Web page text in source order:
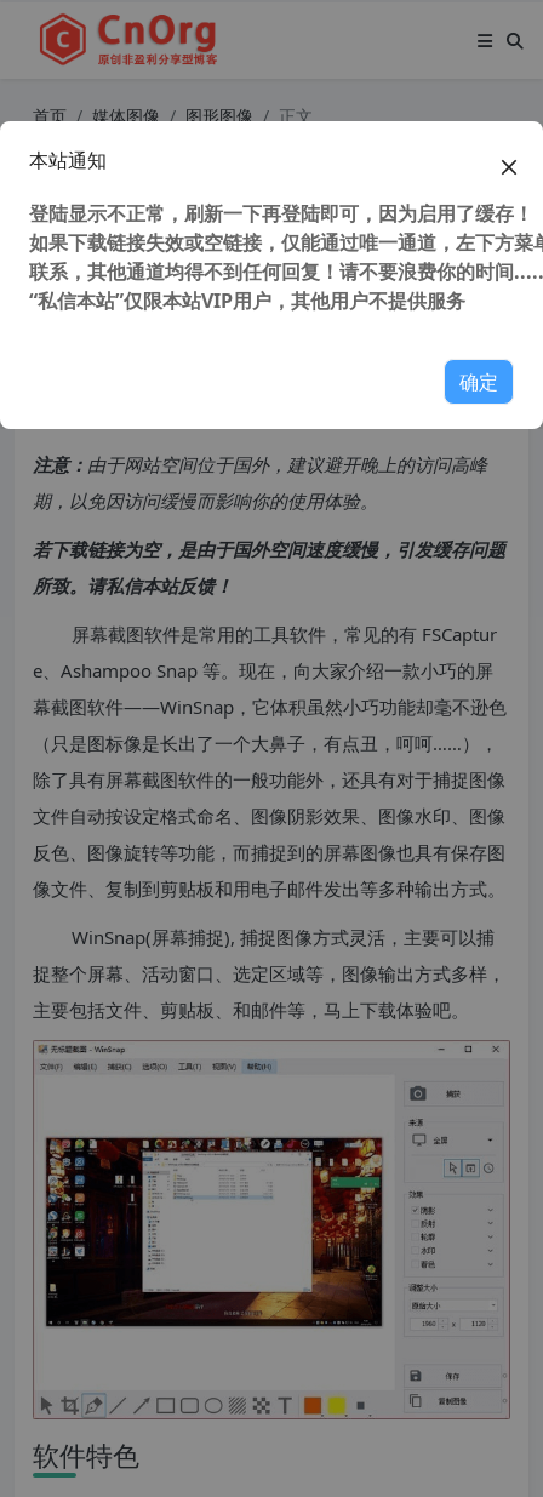
首页 媒体图像 图形图像 正文
实用小巧的截图工具 WinSnap v5.3.4
简体中文注册版 支持截图编辑 屏幕
捕获
37,462 次浏览次阅读
注意： 由于网站空间位于国外，建议避开晚上的访问高峰
期，以免因访问缓慢而影响你的使用体验。
若下载链接为空，是由于国外空间速度缓慢，引发缓存问题
所致。请私信本站反馈！
屏幕截图软件是常用的工具软件，常见的有 FSCaptur
e、Ashampoo Snap 等。现在，向大家介绍一款小巧的屏
幕截图软件——WinSnap，它体积虽然小巧功能却毫不逊色
（只是图标像是长出了一个大鼻子，有点丑，呵呵……），
除了具有屏幕截图软件的一般功能外，还具有对于捕捉图像
文件自动按设定格式命名、图像阴影效果、图像水印、图像
反色、图像旋转等功能，而捕捉到的屏幕图像也具有保存图
像文件、复制到剪贴板和用电子邮件发出等多种输出方式。
WinSnap(屏幕捕捉), 捕捉图像方式灵活，主要可以捕
捉整个屏幕、活动窗口、选定区域等，图像输出方式多样，
主要包括文件、剪贴板、和邮件等，马上下载体验吧。
软件特色
本站通知
登陆显示不正常，刷新一下再登陆即可，因为启用了缓存！
如果下载链接失效或空链接，仅能通过唯一通道，左下方菜
联系，其他通道均得不到任何回复！请不要浪费你的时间
“私信本站”仅限本站VIP用户，其他用户不提供服务
确定